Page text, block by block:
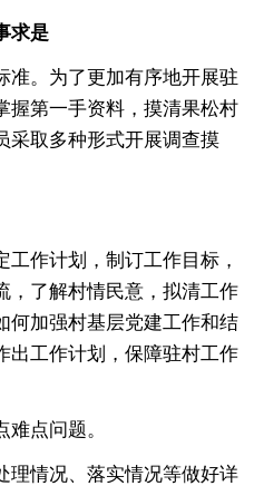
求是
准。为了更加有序地开展驻
握第一手资料，摸清果松村
采取多种形式开展调查摸
作计划，制订工作目标，
，了解村情民意，拟清工作
何加强村基层党建工作和结
出工作计划，保障驻村工作
难点问题。
理情况、落实情况等做好详